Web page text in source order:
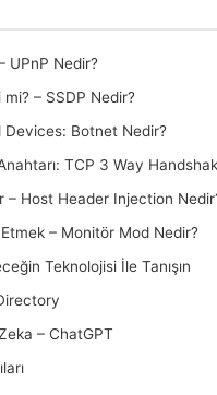
UPnP Nedir?
– SSDP Nedir?
Devices: Botnet Nedir?
TCP 3 Way
– Host Header Injection
– Monitör Mod Nedir?
Teknolojisi İle Tanışın
– ChatGPT